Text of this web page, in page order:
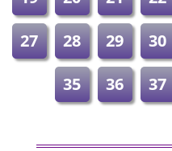
27
28 29 30
35
36 37